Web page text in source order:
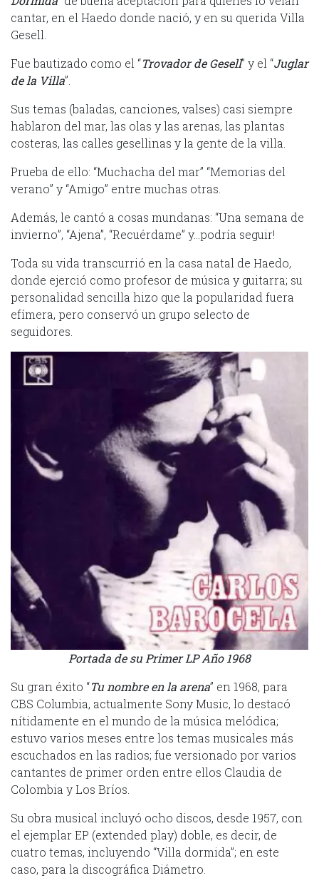
cantar, en el Haedo donde nació, y en su querida Villa
Gesell.
Fue bautizado como el “Trovador de Gesell” y el “Juglar
de la Villa”.
Sus temas (baladas, canciones, valses) casi siempre
hablaron del mar, las olas y las arenas, las plantas
costeras, las calles gesellinas y la gente de la villa.
Prueba de ello: “Muchacha del mar” “Memorias del
verano” y “Amigo” entre muchas otras.
Además, le cantó a cosas mundanas: “Una semana de
invierno”, “Ajena”, “Recuérdame” y…podría seguir!
Toda su vida transcurrió en la casa natal de Haedo,
donde ejerció como profesor de música y guitarra; su
personalidad sencilla hizo que la popularidad fuera
efímera, pero conservó un grupo selecto de
seguidores.
Portada de su Primer LP Año 1968
Su gran éxito “Tu nombre en la arena” en 1968, para
CBS Columbia, actualmente Sony Music, lo destacó
nítidamente en el mundo de la música melódica;
estuvo varios meses entre los temas musicales más
escuchados en las radios; fue versionado por varios
cantantes de primer orden entre ellos Claudia de
Colombia y Los Bríos.
Su obra musical incluyó ocho discos, desde 1957, con
el ejemplar EP (extended play) doble, es decir, de
cuatro temas, incluyendo “Villa dormida”; en este
caso, para la discográfica Diámetro.